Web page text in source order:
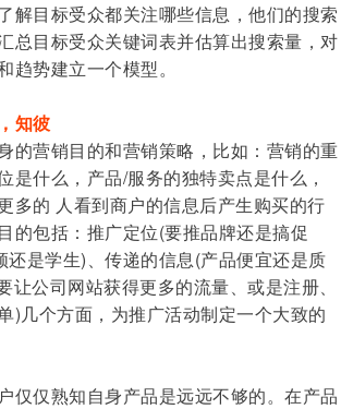
目标受众都关注哪些信息，他们的搜索
总目标受众关键词表并估算出搜索量，对
趋势建立一个模型。
知彼
营销目的和营销策略，比如：营销的重
是什么，产品/服务的独特卖点是什么，
多的 人看到商户的信息后产生购买的行
的包括：推广定位(要推品牌还是搞促
还是学生)、传递的信息(产品便宜还是质
让公司网站获得更多的流量、或是注册、
)几个方面，为推广活动制定一个大致的
仅熟知自身产品是远远不够的。在产品